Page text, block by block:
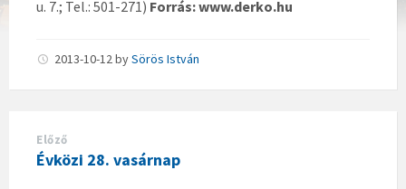
u. 7.; Tel.: 501-271) Forrás: www.derko.hu
2013-10-12bySörös István
Előző
Évközi 28. vasárnap